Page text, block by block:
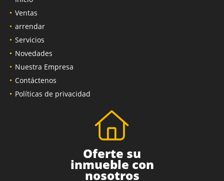
Ventas
arrendar
Servicios
Novedades
Nuestra Empresa
Contáctenos
Políticas de privacidad
Oferte su
inmueble con
nosotros